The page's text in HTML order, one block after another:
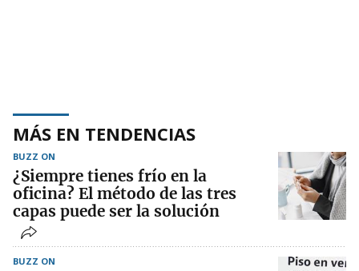
MÁS EN TENDENCIAS
BUZZ ON
¿Siempre tienes frío en la
oficina? El método de las tres
capas puede ser la solución
BUZZ ON